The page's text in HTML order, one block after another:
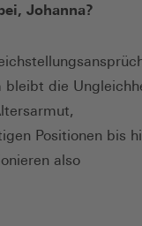
Johanna?
bleibt die
Positionen bis
also